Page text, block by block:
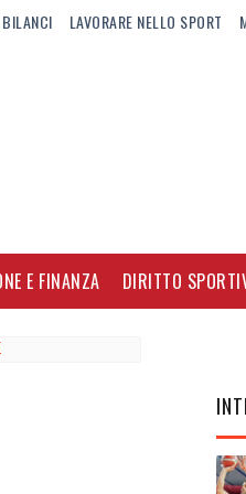
BILANCI LAVORARE NELLO SPORT
E FINANZA DIRITTO